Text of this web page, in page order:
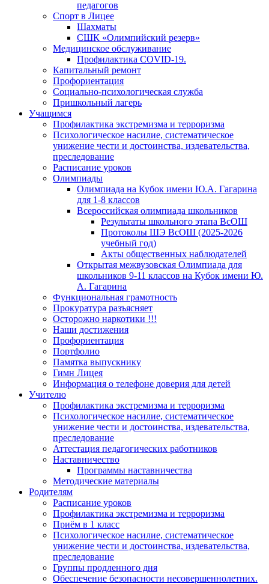
педагогов
Спорт в Лицее
Шахматы
СШК «Олимпийский резерв»
Медицинское обслуживание
Профилактика COVID-19.
Капитальный ремонт
Профориентация
Социально-психологическая служба
Пришкольный лагерь
Учащимся
Профилактика экстремизма и терроризма
Психологическое насилие, систематическое
унижение чести и достоинства, издевательства,
преследование
Расписание уроков
Олимпиады
Олимпиада на Кубок имени Ю.А. Гагарина
для 1-8 классов
Всероссийская олимпиада школьников
Результаты школьного этапа ВсОШ
Протоколы ШЭ ВсОШ (2025-2026
учебный год)
Акты общественных наблюдателей
Открытая межвузовская Олимпиада для
школьников 9-11 классов на Кубок имени Ю.
А. Гагарина
Функциональная грамотность
Прокуратура разъясняет
Осторожно наркотики !!!
Наши достижения
Профориентация
Портфолио
Памятка выпускнику
Гимн Лицея
Информация о телефоне доверия для детей
Учителю
Профилактика экстремизма и терроризма
Психологическое насилие, систематическое
унижение чести и достоинства, издевательства,
преследование
Аттестация педагогических работников
Наставничество
Программы наставничества
Методические материалы
Родителям
Расписание уроков
Профилактика экстремизма и терроризма
Приём в 1 класс
Психологическое насилие, систематическое
унижение чести и достоинства, издевательства,
преследование
Группы продленного дня
Обеспечение безопасности несовершеннолетних.